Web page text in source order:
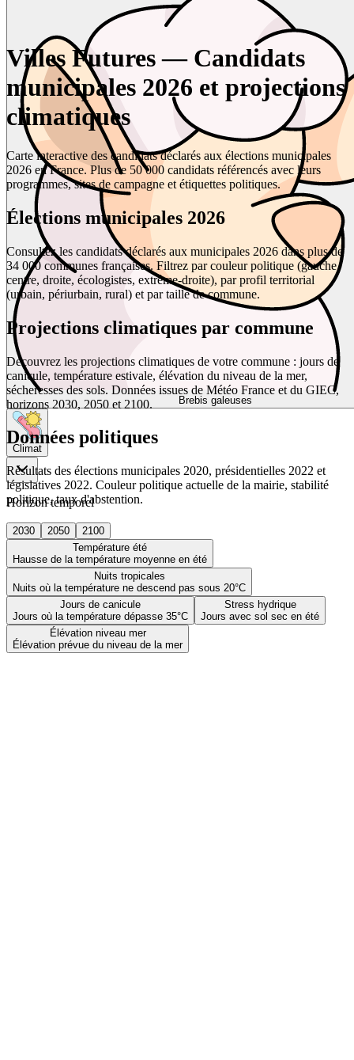
Brebis galeuses
Climat
Horizon temporel
2030 2050
2100
Température été
Hausse de la température moyenne en été
Nuits tropicales
Nuits où la température ne descend pas sous 20°C
Jours de canicule
Jours où la température dépasse 35°C
Stress hydrique
Jours avec sol sec en été
Élévation niveau mer
Élévation prévue du niveau de la mer
Villes Futures — Candidats
municipales 2026 et projections
climatiques
Carte interactive des candidats déclarés aux élections municipales
2026 en France. Plus de 50 000 candidats référencés avec leurs
programmes, sites de campagne et étiquettes politiques.
Élections municipales 2026
Consultez les candidats déclarés aux municipales 2026 dans plus de
34 000 communes françaises. Filtrez par couleur politique (gauche,
centre, droite, écologistes, extrême-droite), par profil territorial
(urbain, périurbain, rural) et par taille de commune.
Projections climatiques par commune
Découvrez les projections climatiques de votre commune : jours de
canicule, température estivale, élévation du niveau de la mer,
sécheresses des sols. Données issues de Météo France et du GIEC,
horizons 2030, 2050 et 2100.
Données politiques
Résultats des élections municipales 2020, présidentielles 2022 et
législatives 2022. Couleur politique actuelle de la mairie, stabilité
politique, taux d'abstention.